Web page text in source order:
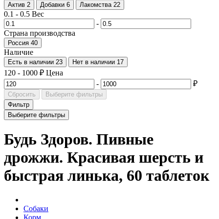
Актив 2 Добавки 6 Лакомства 22
0.1 - 0.5 Вес
-
Страна производства
Россия 40
Наличие
Есть в наличии 23 Нет в наличии 17
120 - 1000 ₽ Цена
-
₽
Сбросить
Выберите фильтры
Фильтр
Выберите фильтры
Будь Здоров. Пивные
дрожжи. Красивая шерсть и
быстрая линька, 60 таблеток
Собаки
Корм